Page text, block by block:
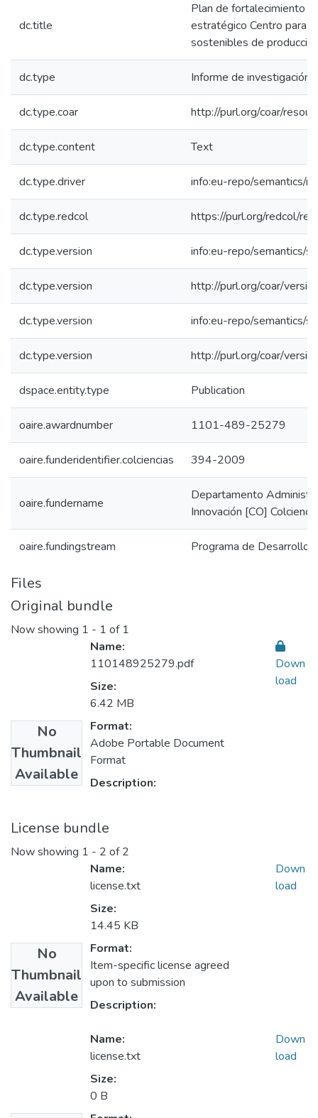
dc.title
Plan de fortalecimiento
estratégico Centro para
sostenibles de
dc.type Informe de investigación
dc.type.coar http://purl.org/coar/
dc.type.content Text
dc.type.driver info:eu-repo/semantics/
dc.type.redcol https://purl.org/redcol/
dc.type.version info:eu-repo/semantics/
dc.type.version http://purl.org/coar/
dc.type.version info:eu-repo/semantics/
dc.type.version http://purl.org/coar/
dspace.entity.type Publication
oaire.awardnumber 1101-489-25279
oaire.funderidentifier.colciencias 394-2009
oaire.fundername
Departamento
Innovación [CO]
oaire.fundingstream Programa de Desarrollo
Files
Original bundle
Now showing 1 - 1 of 1
No
Thumbnail
Available
Name:
110148925279.pdf
Size:
6.42 MB
Format:
Adobe Portable Document
Format
Description:
Down
load
License bundle
Now showing 1 - 2 of 2
No
Thumbnail
Available
Name:
license.txt
Size:
14.45 KB
Format:
Item-specific license agreed
upon to submission
Description:
Down
load
Name:
license.txt
Size:
0 B
Down
load